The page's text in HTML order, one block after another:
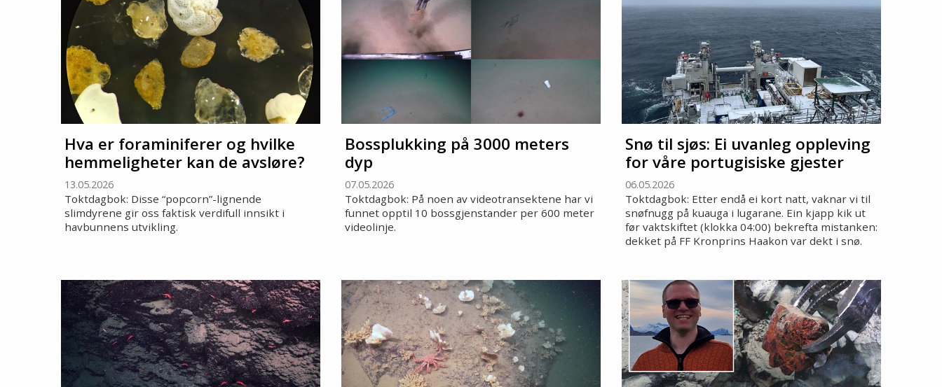
Hva er foraminiferer og hvilke
hemmeligheter kan de avsløre?
13.05.2026
Toktdagbok: Disse “popcorn”-lignende
slimdyrene gir oss faktisk verdifull innsikt i
havbunnens utvikling.
Bossplukking på 3000 meters
dyp
07.05.2026
Toktdagbok: På noen av videotransektene har vi
funnet opptil 10 bossgjenstander per 600 meter
videolinje.
Snø til sjøs: Ei uvanleg oppleving
for våre portugisiske gjester
06.05.2026
Toktdagbok: Etter endå ei kort natt, vaknar vi til
snøfnugg på kuauga i lugarane. Ein kjapp kik ut
før vaktskiftet (klokka 04:00) bekrefta mistanken:
dekket på FF Kronprins Haakon var dekt i snø.